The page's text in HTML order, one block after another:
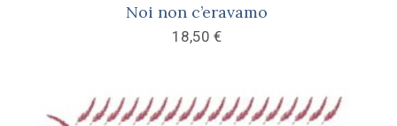
Noi non c’eravamo
18,50 €